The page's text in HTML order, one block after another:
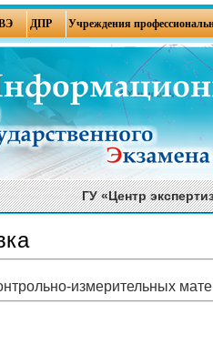
ДПР Учреждения
ГУ «Центр
измерительных